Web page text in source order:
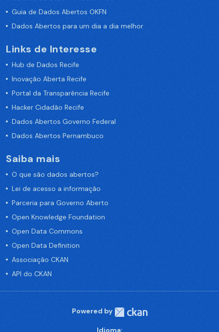
Guia de Dados Abertos OKFN
Dados Abertos para um dia a dia melhor
Links de Interesse
Hub de Dados Recife
Inovação Aberta Recife
Portal da Transparência Recife
Hacker Cidadão Recife
Dados Abertos Governo Federal
Dados Abertos Pernambuco
Saiba mais
O que são dados abertos?
Lei de acesso a informação
Parceria para Governo Aberto
Open Knowledge Foundation
Open Data Commons
Open Data Definition
Associação CKAN
API do CKAN
Powered by
Idioma